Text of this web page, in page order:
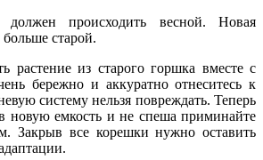
должен происходить весной. Новая
старой.
растение из старого горшка вместе с
бережно и аккуратно отнеситесь к
систему нельзя повреждать. Теперь
новую емкость и не спеша приминайте
Закрыв все корешки нужно оставить